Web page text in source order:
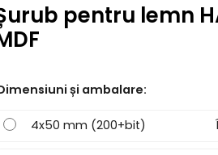
pentru lemn
și ambalare:
4x50 mm (200+bit)